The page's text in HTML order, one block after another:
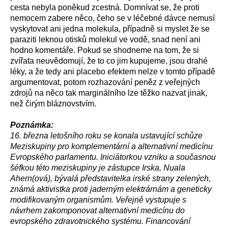
cesta nebyla poněkud zcestná. Domnívat se, že proti
nemocem zabere něco, čeho se v léčebné dávce nemusí
vyskytovat ani jedna molekula, případně si myslet že se
paraziti leknou otisků molekul ve vodě, snad není ani
hodno komentáře. Pokud se shodneme na tom, že si
zvířata neuvědomují, že to co jim kupujeme, jsou drahé
léky, a že tedy ani placebo efektem nelze v tomto případě
argumentovat, potom rozhazování peněz z veřejných
zdrojů na něco tak marginálního lze těžko nazvat jinak,
než čirým bláznovstvím.
Poznámka:
16. března letošního roku se konala ustavující schůze
Meziskupiny pro komplementární a alternativní medicínu
Evropského parlamentu. Iniciátorkou vzniku a současnou
šéfkou této meziskupiny je zástupce Irska, Nuala
Ahern(ová), bývalá představitelka irské strany zelených,
známá aktivistka proti jaderným elektrárnám a geneticky
modifikovaným organismům. Veřejně vystupuje s
návrhem zakomponovat alternativní medicínu do
evropského zdravotnického systému. Financování